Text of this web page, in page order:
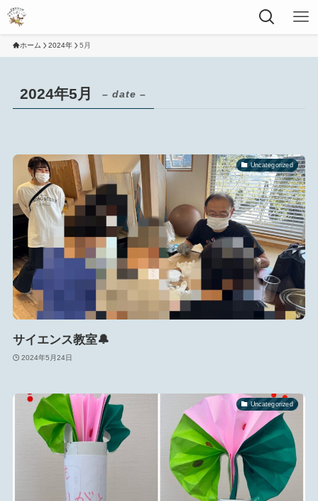
ホーム 2024年 5月
2024年5月 – date –
Uncategorized
サイエンス教室🔔
2024年5月24日
Uncategorized